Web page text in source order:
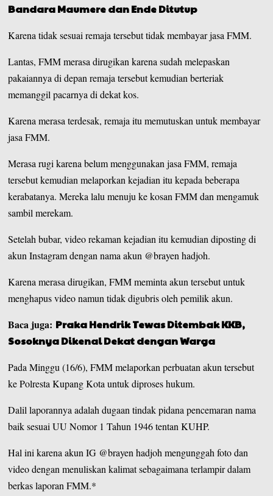
Bandara Maumere dan Ende Ditutup
Karena tidak sesuai remaja tersebut tidak membayar jasa FMM.
Lantas, FMM merasa dirugikan karena sudah melepaskan
pakaiannya di depan remaja tersebut kemudian berteriak
memanggil pacarnya di dekat kos.
Karena merasa terdesak, remaja itu memutuskan untuk membayar
jasa FMM.
Merasa rugi karena belum menggunakan jasa FMM, remaja
tersebut kemudian melaporkan kejadian itu kepada beberapa
kerabatanya. Mereka lalu menuju ke kosan FMM dan mengamuk
sambil merekam.
Setelah bubar, video rekaman kejadian itu kemudian diposting di
akun Instagram dengan nama akun @brayen hadjoh.
Karena merasa dirugikan, FMM meminta akun tersebut untuk
menghapus video namun tidak digubris oleh pemilik akun.
Baca juga: Praka Hendrik Tewas Ditembak KKB,
Sosoknya Dikenal Dekat dengan Warga
Pada Minggu (16/6), FMM melaporkan perbuatan akun tersebut
ke Polresta Kupang Kota untuk diproses hukum.
Dalil laporannya adalah dugaan tindak pidana pencemaran nama
baik sesuai UU Nomor 1 Tahun 1946 tentan KUHP.
Hal ini karena akun IG @brayen hadjoh mengunggah foto dan
video dengan menuliskan kalimat sebagaimana terlampir dalam
berkas laporan FMM.*